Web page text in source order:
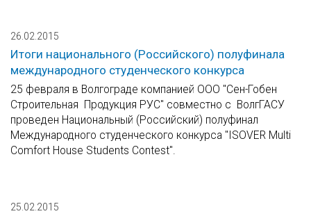
26.02.2015
Итоги национального (Российского) полуфинала
международного студенческого конкурса
25 февраля в Волгограде компанией ООО "Сен-Гобен
Строительная Продукция РУС" совместно с ВолгГАСУ
проведен Национальный (Российский) полуфинал
Международного студенческого конкурса "ISOVER Multi
Comfort House Students Contest".
25.02.2015